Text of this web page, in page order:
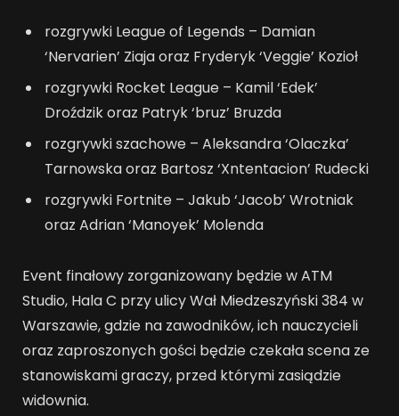
rozgrywki League of Legends – Damian
‘Nervarien’ Ziaja oraz Fryderyk ‘Veggie’ Kozioł
rozgrywki Rocket League – Kamil ‘Edek’
Droździk oraz Patryk ‘bruz’ Bruzda
rozgrywki szachowe – Aleksandra ‘Olaczka’
Tarnowska oraz Bartosz ‘Xntentacion’ Rudecki
rozgrywki Fortnite – Jakub ‘Jacob’ Wrotniak
oraz Adrian ‘Manoyek’ Molenda
Event finałowy zorganizowany będzie w ATM
Studio, Hala C przy ulicy Wał Miedzeszyński 384 w
Warszawie, gdzie na zawodników, ich nauczycieli
oraz zaproszonych gości będzie czekała scena ze
stanowiskami graczy, przed którymi zasiądzie
widownia.